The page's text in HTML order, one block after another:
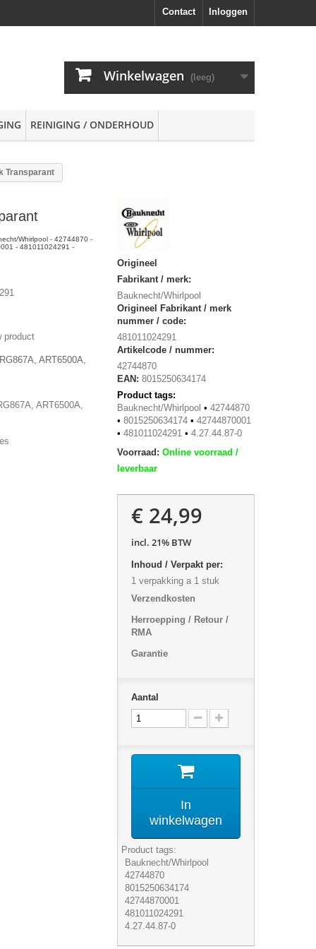
Inloggen
Contact
Winkelwagen (leeg)
REINIGING / ONDERHOUD
Transparant
Whirlpool - 42744870 -
- 481011024291 -
product
ART6500A,
ART6500A,
Origineel
Fabrikant / merk:
Bauknecht/Whirlpool
Origineel Fabrikant / merk
nummer / code:
481011024291
Artikelcode / nummer:
42744870
EAN: 8015250634174
Product tags:
Bauknecht/Whirlpool • 42744870
• 8015250634174• 42744870001
• 481011024291 • 4.27.44.87-0
Voorraad: Online voorraad /
leverbaar
€ 24,99
incl. 21% BTW
Inhoud / Verpakt per:
1 verpakking a 1 stuk
Verzendkosten
Herroepping / Retour /
RMA
Garantie
Aantal
In
winkelwagen
Product tags:
Bauknecht/Whirlpool
42744870
8015250634174
42744870001
481011024291
4.27.44.87-0